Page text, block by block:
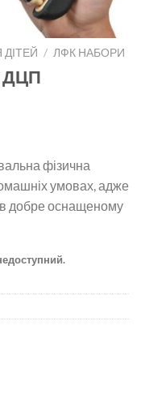
ДІТЕЙ / ЛФК НАБОРИ
ДЦП
фізична
умовах, адже
в добре оснащеному